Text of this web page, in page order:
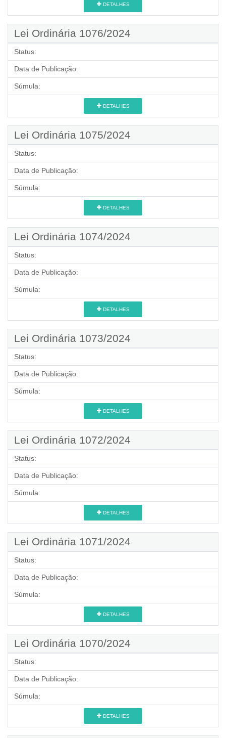
DETALHES
Lei Ordinária 1076/2024
Status:
Data de Publicação:
Súmula:
DETALHES
Lei Ordinária 1075/2024
Status:
Data de Publicação:
Súmula:
DETALHES
Lei Ordinária 1074/2024
Status:
Data de Publicação:
Súmula:
DETALHES
Lei Ordinária 1073/2024
Status:
Data de Publicação:
Súmula:
DETALHES
Lei Ordinária 1072/2024
Status:
Data de Publicação:
Súmula:
DETALHES
Lei Ordinária 1071/2024
Status:
Data de Publicação:
Súmula:
DETALHES
Lei Ordinária 1070/2024
Status:
Data de Publicação:
Súmula:
DETALHES